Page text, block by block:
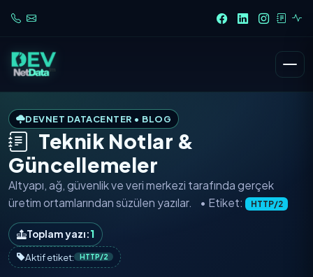
DEVNET DATACENTER • BLOG
Teknik Notlar &
Güncellemeler
Altyapı, ağ, güvenlik ve veri merkezi tarafında gerçek
üretim ortamlarından süzülen yazılar. • Etiket: HTTP/2
Toplam yazı:1
Aktif etiket:
HTTP/2